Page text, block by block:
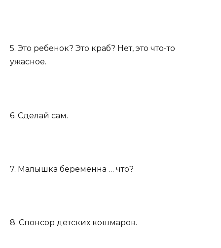
5. Это ребенок? Это краб? Нет, это что-то
ужасное.
6. Сделай сам.
7. Малышка беременна … что?
8. Спонсор детских кошмаров.